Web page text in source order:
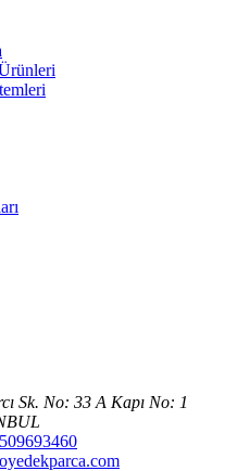
Sk. No: 33 A Kapı No: 1